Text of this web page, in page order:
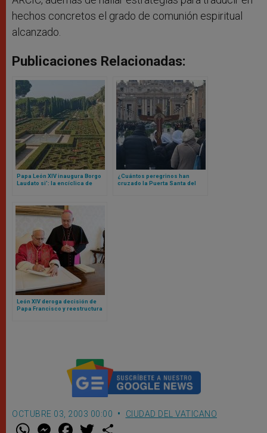
hechos concretos el grado de comunión espiritual
alcanzado.
Publicaciones Relacionadas:
Papa León XIV inaugura Borgo
Laudato si’: la encíclica de
¿Cuántos peregrinos han
cruzado la Puerta Santa del
León XIV deroga decisión de
Papa Francisco y reestructura
OCTUBRE 03, 2003 00:00 CIUDAD DEL VATICANO
W M F